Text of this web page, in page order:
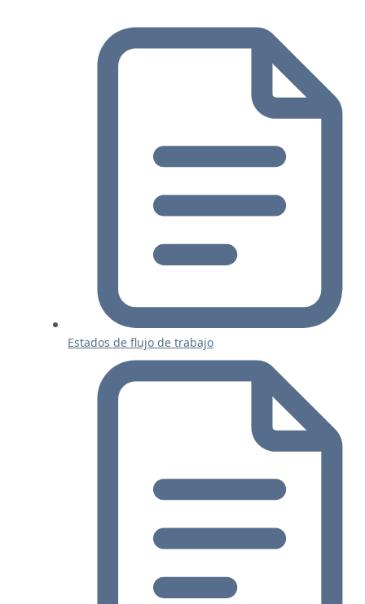
Estados de flujo de trabajo